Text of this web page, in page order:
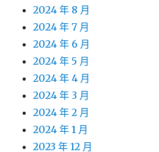
2024 年 8 月
2024 年 7 月
2024 年 6 月
2024 年 5 月
2024 年 4 月
2024 年 3 月
2024 年 2 月
2024 年 1 月
2023 年 12 月